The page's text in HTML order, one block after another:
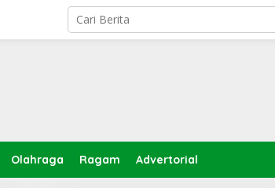
Olahraga Ragam Advertorial